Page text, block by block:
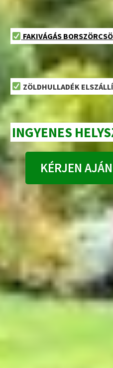
FAKIVÁGÁS
ZÖLDHULLADÉK
INGYENES
KÉRJEN